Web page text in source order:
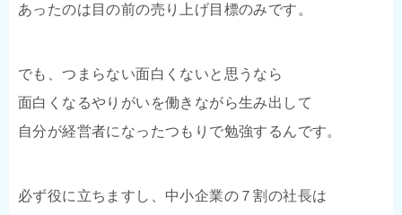
あったのは目の前の売り上げ目標のみです。
でも、つまらない面白くないと思うなら
面白くなるやりがいを働きながら生み出して
自分が経営者になったつもりで勉強するんです。
必ず役に立ちますし、中小企業の７割の社長は